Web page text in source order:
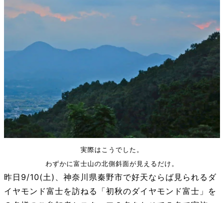
実際はこうでした。
わずかに富士山の北側斜面が見えるだけ。
昨日9/10(土)、神奈川県秦野市で好天ならば見られるダ
イヤモンド富士を訪ねる「初秋のダイヤモンド富士」を